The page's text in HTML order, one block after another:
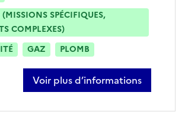
SPÉCIFIQUES,
COMPLEXES)
GAZ PLOMB
Voir plus d’informations
sur guillaume abella